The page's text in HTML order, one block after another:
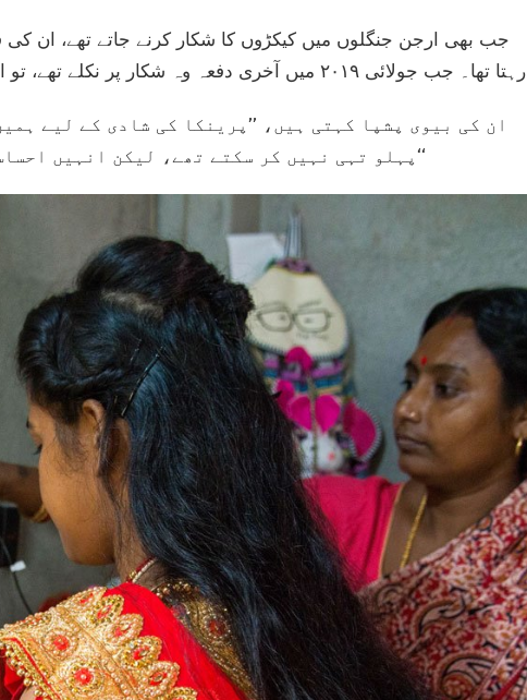
جب بھی ارجن جنگلوں میں کیکڑوں کا شکار کرنے جاتے تھے، ان
رہتا تھا۔ جب جولائی ۲۰۱۹ میں آخری دفعہ وہ شکار پر نکلے تھے، تو ان کے ذہن میں ان کی بیٹی کی شادی کا خیال تھا۔
ان کی بیوی پشپا کہتی ہیں، ’’پرینکا کی شادی کے لیے
پہلو تہی نہیں کر سکتے تھے، لیکن انہیں احساس تھا کہ ان کے ساتھ کچھ برا ہونے والا ہے۔‘‘